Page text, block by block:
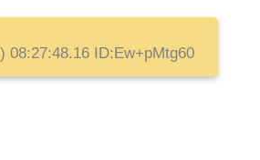
08:27:48.16 ID:Ew+pMtg60